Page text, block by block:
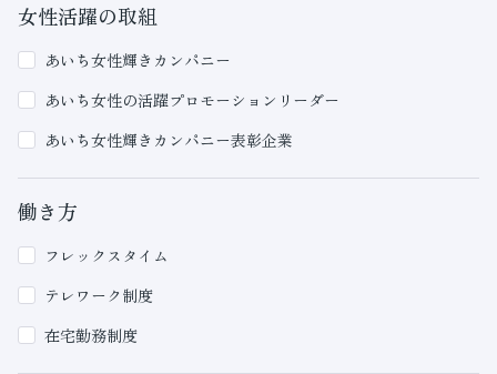
女性活躍の取組
あいち女性輝きカンパニー
あいち女性の活躍プロモーションリーダー
あいち女性輝きカンパニー表彰企業
働き方
フレックスタイム
テレワーク制度
在宅勤務制度